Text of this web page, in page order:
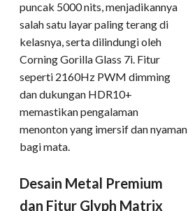
puncak 5000 nits, menjadikannya
salah satu layar paling terang di
kelasnya, serta dilindungi oleh
Corning Gorilla Glass 7i. Fitur
seperti 2160Hz PWM dimming
dan dukungan HDR10+
memastikan pengalaman
menonton yang imersif dan nyaman
bagi mata.
Desain Metal Premium
dan Fitur Glyph Matrix